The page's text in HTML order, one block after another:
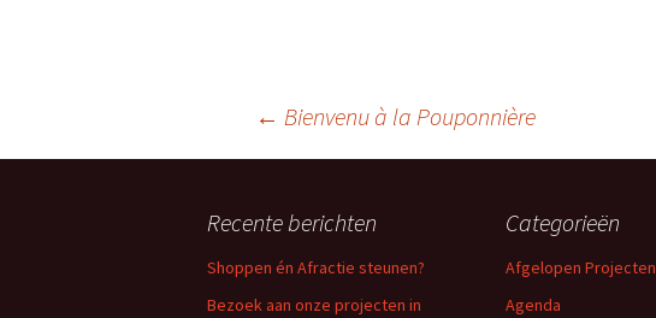
Berichtnavigatie
← Bienvenu à la Pouponnière
Recente berichten
Shoppen én Afractie steunen?
Bezoek aan onze projecten in
Categorieën
Afgelopen Projecten
Agenda